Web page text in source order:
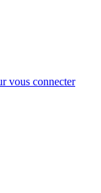
vous connecter